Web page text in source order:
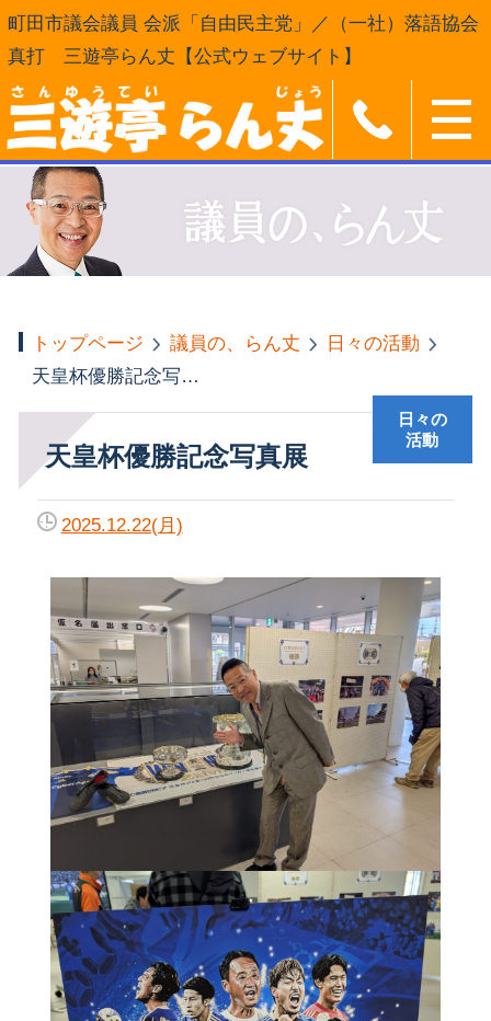
町田市議会議員 会派「自由民主党」／（一社）落語協会
真打 三遊亭らん丈【公式ウェブサイト】
トップページ 議員の、らん丈
日々の活動
天皇杯優勝記念写真展
天皇杯優勝記念写真展
日々の
活動
2025.12.22(月)